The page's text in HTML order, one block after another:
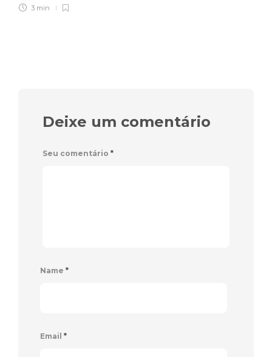
3 min
Deixe um comentário
Seu comentário *
Name *
Email *